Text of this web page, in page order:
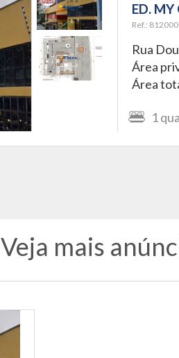
ED. MY
Ref.:
Rua
Área
Área
1
Veja mais